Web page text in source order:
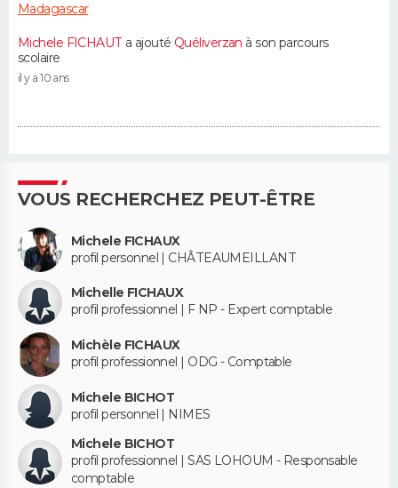
Madagascar
Michele FICHAUT a ajouté Quéliverzan à son parcours
scolaire
il y a 10 ans
VOUS RECHERCHEZ PEUT-ÊTRE
Michele FICHAUX
profil personnel | CHÂTEAUMEILLANT
Michelle FICHAUX
profil professionnel | F NP - Expert comptable
Michèle FICHAUX
profil professionnel | ODG - Comptable
Michele BICHOT
profil personnel | NIMES
Michele BICHOT
profil professionnel | SAS LOHOUM - Responsable
comptable